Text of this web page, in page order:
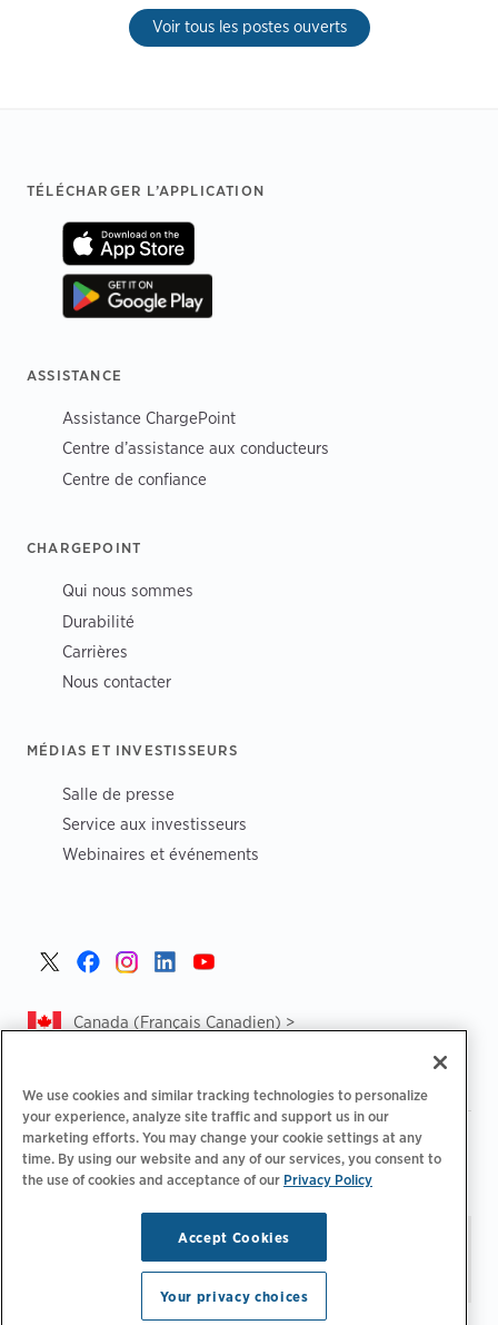
Voir tous les postes ouverts
Footer
TÉLÉCHARGER L’APPLICATION
ASSISTANCE
Assistance ChargePoint
Centre d’assistance aux conducteurs
Centre de confiance
CHARGEPOINT
Qui nous sommes
Durabilité
Carrières
Nous contacter
MÉDIAS ET INVESTISSEURS
Salle de presse
Service aux investisseurs
Webinaires et événements
Canada (Français Canadien) >
Politique de confidentialité‌ | Choix de confidentialité
Informations légales | Déclaration d'accessibilité |
Code de
conduite des fournisseurs
| CA Forced and Child Labour Report
Préférences
relatives aux e-mails
© 2026 ChargePoint, Inc.
Tous droits réservés.
We use cookies and similar tracking technologies to personalize
your experience, analyze site traffic and support us in our
marketing efforts. You may change your cookie settings at any
time. By using our website and any of our services, you consent to
the use of cookies and acceptance of our Privacy Policy
Accept Cookies
Your privacy choices